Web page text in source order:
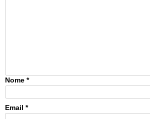
Nome *
Email *